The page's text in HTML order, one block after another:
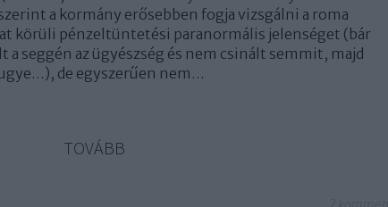
a kormány erősebben fogja vizsgálni a roma
körüli pénzeltüntetési paranormális jelenséget (bár
a seggén az ügyészség és nem csinált semmit, majd
de egyszerűen nem…
TOVÁBB